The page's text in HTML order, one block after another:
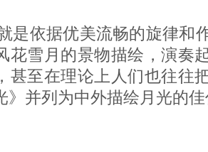
是依据优美流畅的旋律和
花雪月的景物描绘，演奏
甚至在理论上人们也往往
》并列为中外描绘月光的